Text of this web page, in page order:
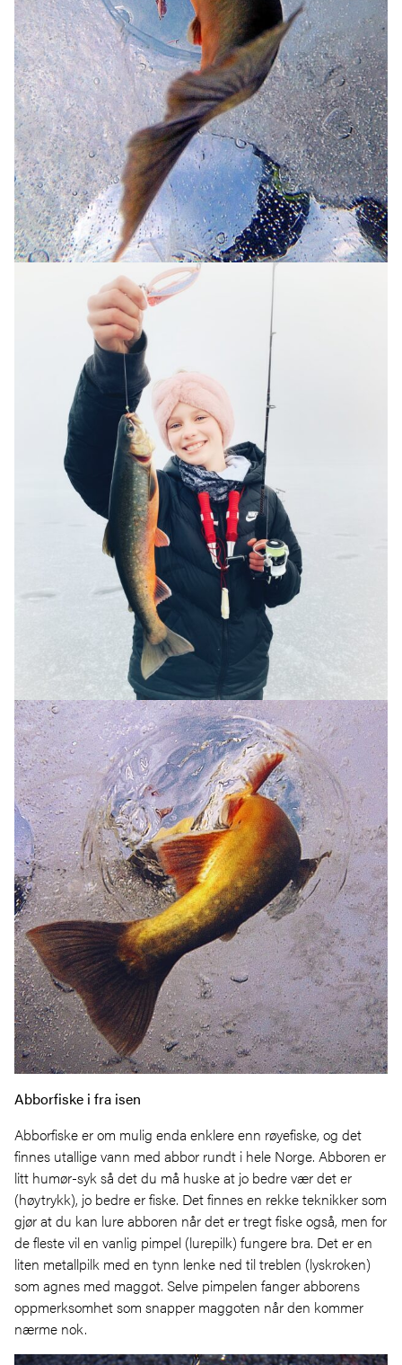
Abborfiske i fra isen
Abborfiske er om mulig enda enklere enn røyefiske, og det
finnes utallige vann med abbor rundt i hele Norge. Abboren er
litt humør-syk så det du må huske at jo bedre vær det er
(høytrykk), jo bedre er fiske. Det finnes en rekke teknikker som
gjør at du kan lure abboren når det er tregt fiske også, men for
de fleste vil en vanlig pimpel (lurepilk) fungere bra. Det er en
liten metallpilk med en tynn lenke ned til treblen (lyskroken)
som agnes med maggot. Selve pimpelen fanger abborens
oppmerksomhet som snapper maggoten når den kommer
nærme nok.